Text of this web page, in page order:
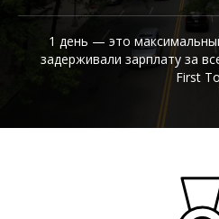
1 день — это
задерживали зарплату за
First